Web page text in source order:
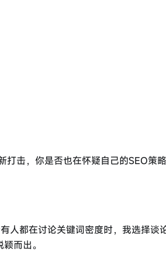
打击，你是否也在怀疑自己的SEO
人都在讨论关键词密度时，我选择谈
而出。